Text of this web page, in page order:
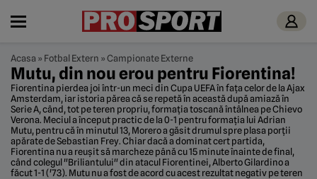
Acasa » Fotbal Extern »Campionate Externe
Mutu, din nou erou pentru Fiorentina!
Fiorentina pierdea joi într-un meci din Cupa UEFA în fața celor de la Ajax
Amsterdam, iar istoria părea că se repetă în această după amiază în
Serie A, când, tot pe teren propriu, formația toscană întâlnea pe Chievo
Verona. Meciul a început practic de la 0-1 pentru formația lui Adrian
Mutu, pentru că în minutul 13, Morero a găsit drumul spre plasa porții
apărate de Sebastian Frey. Chiar dacă a dominat cert partida,
Fiorentina nu a reușit să marcheze până cu 15 minute înainte de final,
când colegul "Briliantului" din atacul Fiorentinei, Alberto Gilardino a
făcut 1-1 ('73). Mutu nu a fost de acord cu acest rezultat negativ pe teren